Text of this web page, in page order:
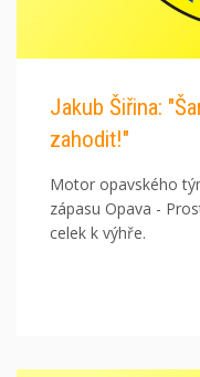
Jakub Šiřina:
zahodit!"
Motor opavského
zápasu Opava -
celek k výhře.